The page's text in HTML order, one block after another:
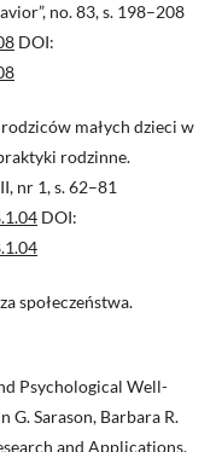
no. 83, s. 198–208
DOI:
małych dzieci w
rodzinne.
nr 1, s. 62–81
DOI:
społeczeństwa.
Psychological Well-
Sarason, Barbara R.
and Applications.